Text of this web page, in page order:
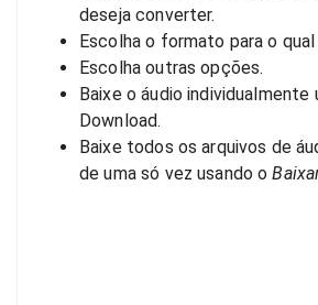
deseja converter.
Escolha o formato para o
Escolha outras opções.
Baixe o áudio individualmente
Download.
Baixe todos os arquivos de
de uma só vez usando o